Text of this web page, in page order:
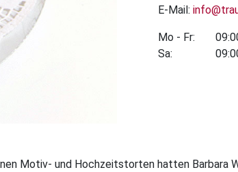
E-Mail:
Mo - Fr:
Sa:
Motiv- und Hochzeitstorten hatten Barbara